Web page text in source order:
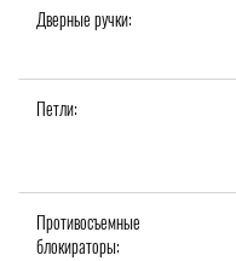
Дверные ручки:
Петли:
Противосъемные
блокираторы: